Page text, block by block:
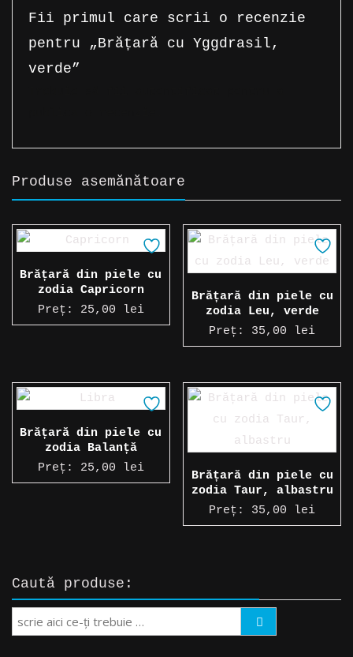
Fii primul care scrii o recenzie
pentru „Brățară cu Yggdrasil,
verde”
Produse asemănătoare
Brățară din piele cu
zodia Capricorn
Preț: 25,00 lei
Brățară din piele cu
zodia Leu, verde
Preț: 35,00 lei
Brățară din piele cu
zodia Balanță
Preț: 25,00 lei
Brățară din piele cu
zodia Taur, albastru
Preț: 35,00 lei
Caută produse:
Search